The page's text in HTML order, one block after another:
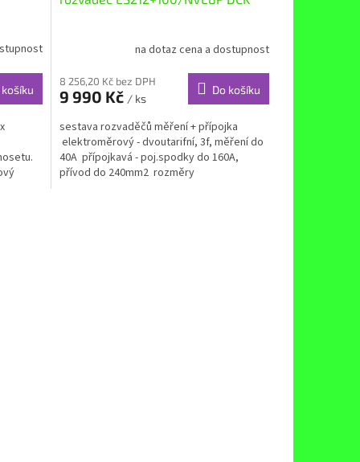
na dotaz cena a dostupnost
8 256,20 Kč bez DPH
9 990 Kč / ks
Do košíku
sestava rozvaděčů měření + přípojka
elektroměrový - dvoutarifní, 3f, měření do
40A přípojkavá - poj.spodky do 160A,
přívod do 240mm2 rozměry